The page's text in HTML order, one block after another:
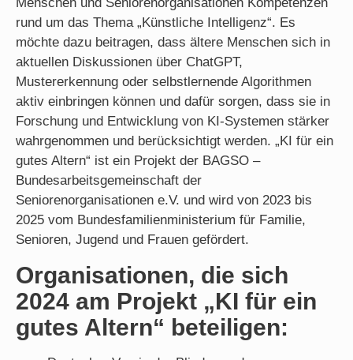
rund um das Thema „Künstliche Intelligenz“. Es
möchte dazu beitragen, dass ältere Menschen sich in
aktuellen Diskussionen über ChatGPT,
Mustererkennung oder selbstlernende Algorithmen
aktiv einbringen können und dafür sorgen, dass sie in
Forschung und Entwicklung von KI-Systemen stärker
wahrgenommen und berücksichtigt werden. „KI für ein
gutes Altern“ ist ein Projekt der BAGSO –
Bundesarbeitsgemeinschaft der
Seniorenorganisationen e.V. und wird von 2023 bis
2025 vom Bundesfamilienministerium für Familie,
Senioren, Jugend und Frauen gefördert.
Organisationen, die sich
2024 am Projekt „KI für ein
gutes Altern“ beteiligen: